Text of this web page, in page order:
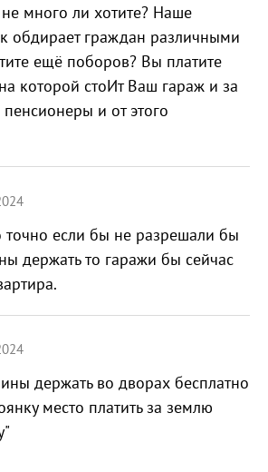
много ли хотите? Наше
обдирает граждан различными
ещё поборов? Вы платите
которой стоИт Ваш гараж и за
и от этого
точно если бы не разрешали бы
держать то гаражи бы сейчас
держать во дворах бесплатно
место платить за землю